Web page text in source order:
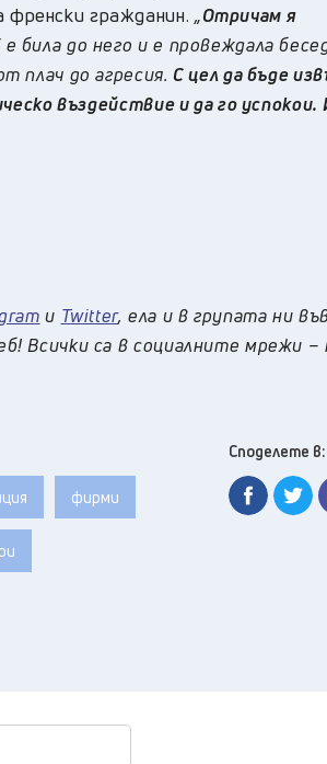
гражданин. „Отричам я
до него и е провеждала
плач до агресия.С цел да бъде
въздействие и да го успокои.
и Twitter, ела и в групата ни
Всички са в социалните мрежи –
фирми
Споделете в: